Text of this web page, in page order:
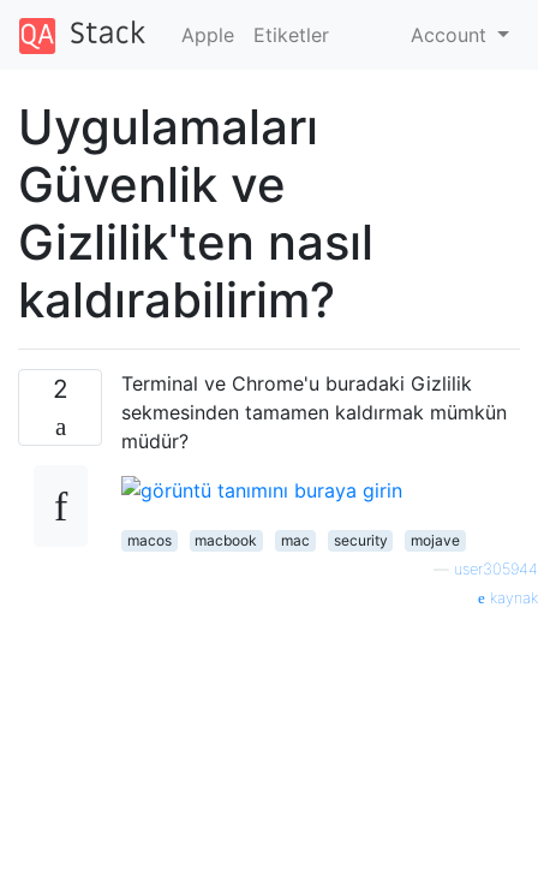
Apple Etiketler Account
Uygulamaları
Güvenlik ve
Gizlilik'ten nasıl
kaldırabilirim?
2
Terminal ve Chrome'u buradaki Gizlilik
sekmesinden tamamen kaldırmak mümkün
müdür?
macos macbook mac security
mojave
user305944
kaynak